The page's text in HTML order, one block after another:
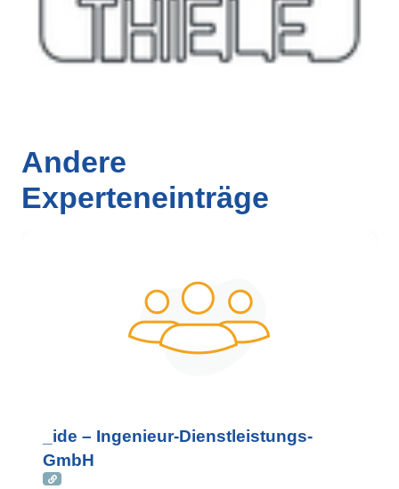
Andere
Experteneinträge
_ide – Ingenieur-Dienstleistungs-
GmbH